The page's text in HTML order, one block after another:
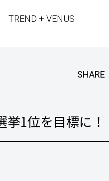
TREND + VENUS
SHARE
1位を目標に！